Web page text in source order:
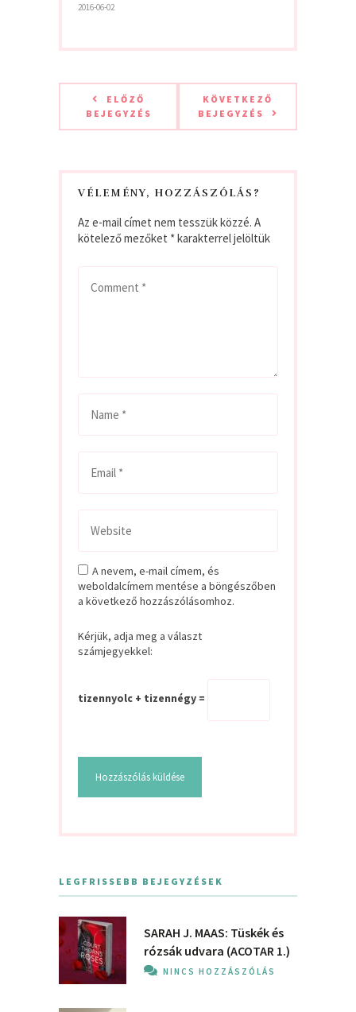
2016-06-02
ELŐZŐ
BEJEGYZÉS
KÖVETKEZŐ
BEJEGYZÉS
VÉLEMÉNY, HOZZÁSZÓLÁS?
Az e-mail címet nem tesszük közzé. A
kötelező mezőket *karakterrel jelöltük
A nevem, e-mail címem, és
weboldalcímem mentése a böngészőben
a következő hozzászólásomhoz.
Kérjük, adja meg a választ
számjegyekkel:
tizennyolc + tizennégy =
LEGFRISSEBB BEJEGYZÉSEK
SARAH J. MAAS: Tüskék és
rózsák udvara (ACOTAR 1.)
NINCS HOZZÁSZÓLÁS